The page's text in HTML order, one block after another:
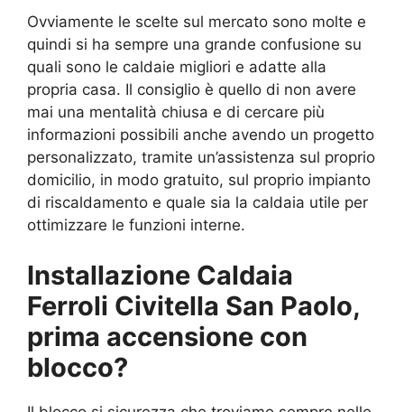
Ovviamente le scelte sul mercato sono molte e
quindi si ha sempre una grande confusione su
quali sono le caldaie migliori e adatte alla
propria casa. Il consiglio è quello di non avere
mai una mentalità chiusa e di cercare più
informazioni possibili anche avendo un progetto
personalizzato, tramite un’assistenza sul proprio
domicilio, in modo gratuito, sul proprio impianto
di riscaldamento e quale sia la caldaia utile per
ottimizzare le funzioni interne.
Installazione Caldaia
Ferroli Civitella San Paolo,
prima accensione con
blocco?